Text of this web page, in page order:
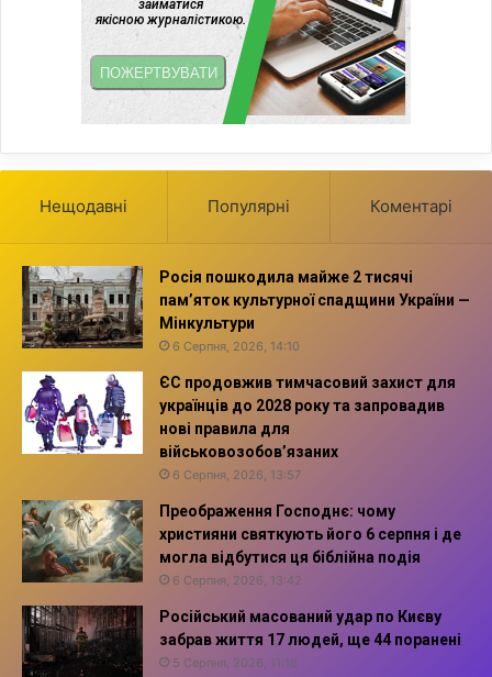
Нещодавні Популярні Коментарі
Росія пошкодила майже 2 тисячі
пам’яток культурної спадщини України —
Мінкультури
6 Серпня, 2026, 14:10
ЄС продовжив тимчасовий захист для
українців до 2028 року та запровадив
нові правила для
військовозобов’язаних
6 Серпня, 2026, 13:57
Преображення Господнє: чому
християни святкують його 6 серпня і де
могла відбутися ця біблійна подія
6 Серпня, 2026, 13:42
Російський масований удар по Києву
забрав життя 17 людей, ще 44 поранені
5 Серпня, 2026, 11:16